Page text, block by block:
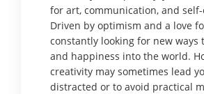
for art, communication, and
Driven by optimism and a love
constantly looking for new ways
and happiness into the world.
creativity may sometimes lead
distracted or to avoid practical